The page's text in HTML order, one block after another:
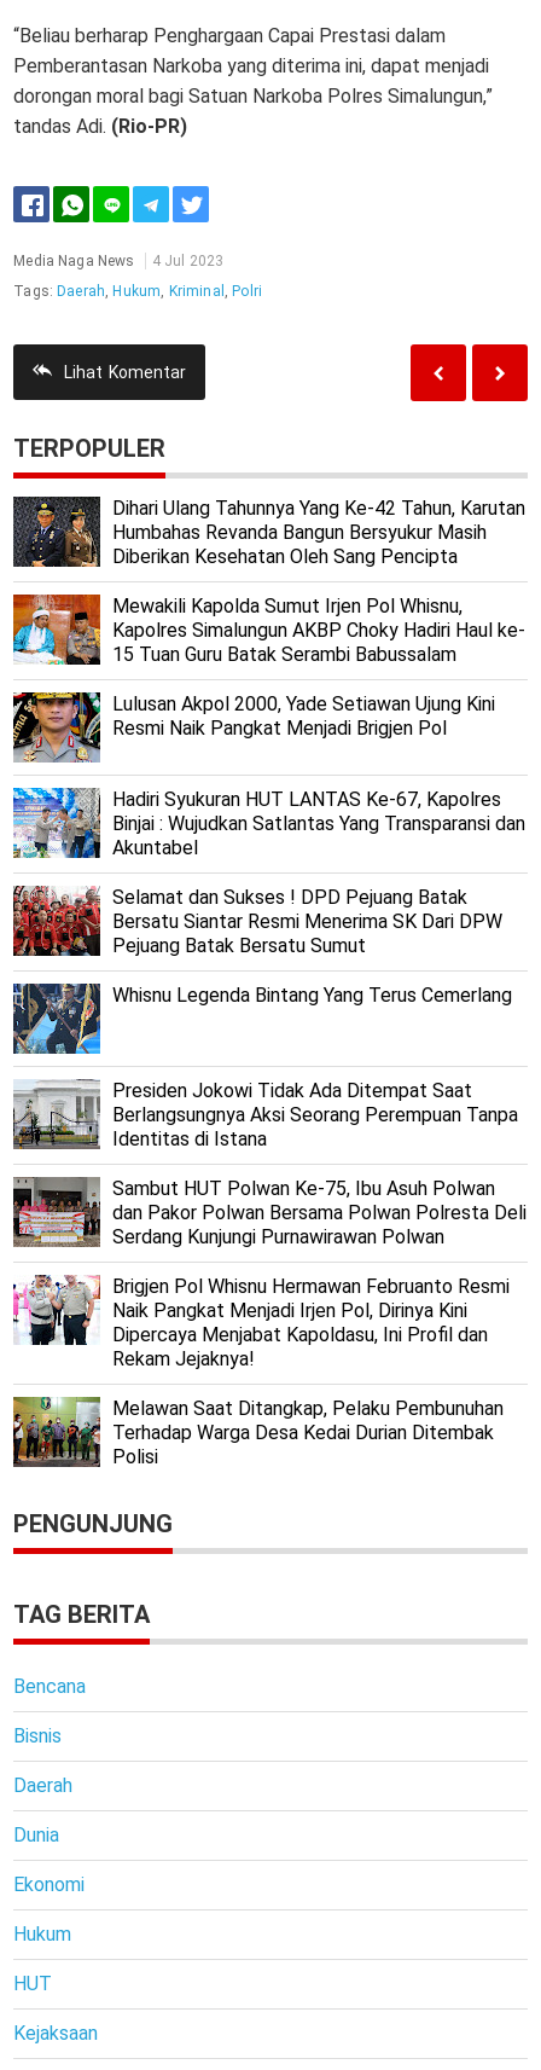
“Beliau berharap Penghargaan Capai Prestasi dalam
Pemberantasan Narkoba yang diterima ini, dapat menjadi
dorongan moral bagi Satuan Narkoba Polres Simalungun,”
tandas Adi. (Rio-PR)
Media Naga News
4 Jul 2023
Tags: Daerah, Hukum, Kriminal , Polri
Lihat Komentar
TERPOPULER
Dihari Ulang Tahunnya Yang Ke-42 Tahun, Karutan
Humbahas Revanda Bangun Bersyukur Masih
Diberikan Kesehatan Oleh Sang Pencipta
Mewakili Kapolda Sumut Irjen Pol Whisnu,
Kapolres Simalungun AKBP Choky Hadiri Haul ke-
15 Tuan Guru Batak Serambi Babussalam
Lulusan Akpol 2000, Yade Setiawan Ujung Kini
Resmi Naik Pangkat Menjadi Brigjen Pol
Hadiri Syukuran HUT LANTAS Ke-67, Kapolres
Binjai : Wujudkan Satlantas Yang Transparansi dan
Akuntabel
Selamat dan Sukses ! DPD Pejuang Batak
Bersatu Siantar Resmi Menerima SK Dari DPW
Pejuang Batak Bersatu Sumut
Whisnu Legenda Bintang Yang Terus Cemerlang
Presiden Jokowi Tidak Ada Ditempat Saat
Berlangsungnya Aksi Seorang Perempuan Tanpa
Identitas di Istana
Sambut HUT Polwan Ke-75, Ibu Asuh Polwan
dan Pakor Polwan Bersama Polwan Polresta Deli
Serdang Kunjungi Purnawirawan Polwan
Brigjen Pol Whisnu Hermawan Februanto Resmi
Naik Pangkat Menjadi Irjen Pol, Dirinya Kini
Dipercaya Menjabat Kapoldasu, Ini Profil dan
Rekam Jejaknya!
Melawan Saat Ditangkap, Pelaku Pembunuhan
Terhadap Warga Desa Kedai Durian Ditembak
Polisi
PENGUNJUNG
TAG BERITA
Bencana
Bisnis
Daerah
Dunia
Ekonomi
Hukum
HUT
Kejaksaan